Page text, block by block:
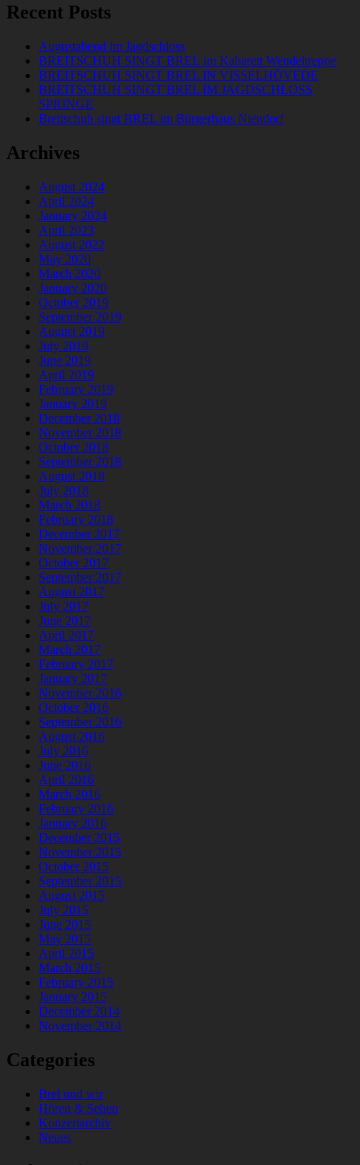
Recent Posts
Augustabend im Jagdschloss
BREITSCHUH SINGT BREL im Kabarett Wendeltreppe
BREITSCHUH SINGT BREL IN VISSELHÖVEDE
BREITSCHUH SINGT BREL IM JAGDSCHLOSS
SPRINGE
Breitschuh singt BREL im Bürgerhaus Niendorf
Archives
August 2024
April 2024
January 2024
April 2023
August 2022
May 2020
March 2020
January 2020
October 2019
September 2019
August 2019
July 2019
June 2019
April 2019
February 2019
January 2019
December 2018
November 2018
October 2018
September 2018
August 2018
July 2018
March 2018
February 2018
December 2017
November 2017
October 2017
September 2017
August 2017
July 2017
June 2017
April 2017
March 2017
February 2017
January 2017
November 2016
October 2016
September 2016
August 2016
July 2016
June 2016
April 2016
March 2016
February 2016
January 2016
December 2015
November 2015
October 2015
September 2015
August 2015
July 2015
June 2015
May 2015
April 2015
March 2015
February 2015
January 2015
December 2014
November 2014
Categories
Brel und wir
Hören & Sehen
Konzertarchiv
Neues